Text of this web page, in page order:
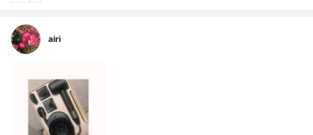
airi